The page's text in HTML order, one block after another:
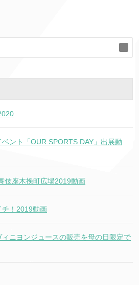
ント「OUR SPORTS DAY」出展動
伎座木挽町広場2019動画
！2019動画
ニヨンジュースの販売を母の日限定で